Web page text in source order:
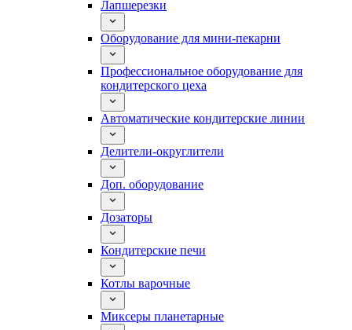
Лапшерезки
Оборудование для мини-пекарни
Профессиональное оборудование для
кондитерского цеха
Автоматические кондитерские линии
Делители-округлители
Доп. оборудование
Дозаторы
Кондитерские печи
Котлы варочные
Миксеры планетарные